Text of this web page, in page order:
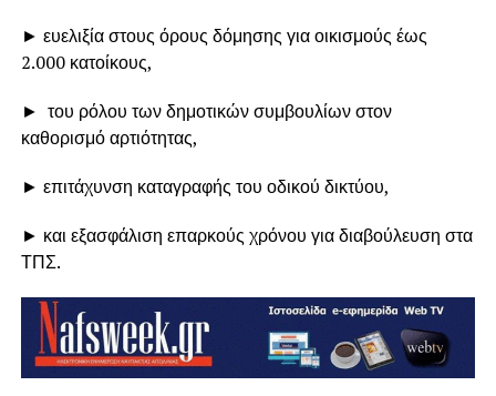
► ευελιξία στους όρους δόμησης για οικισμούς έως
2.000 κατοίκους,
► του ρόλου των δημοτικών συμβουλίων στον
καθορισμό αρτιότητας,
► επιτάχυνση καταγραφής του οδικού δικτύου,
► και εξασφάλιση επαρκούς χρόνου για διαβούλευση στα
ΤΠΣ.